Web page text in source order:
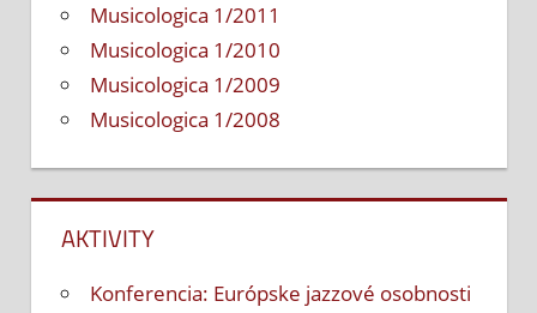
Musicologica 1/2011
Musicologica 1/2010
Musicologica 1/2009
Musicologica 1/2008
AKTIVITY
Konferencia: Európske jazzové osobnosti